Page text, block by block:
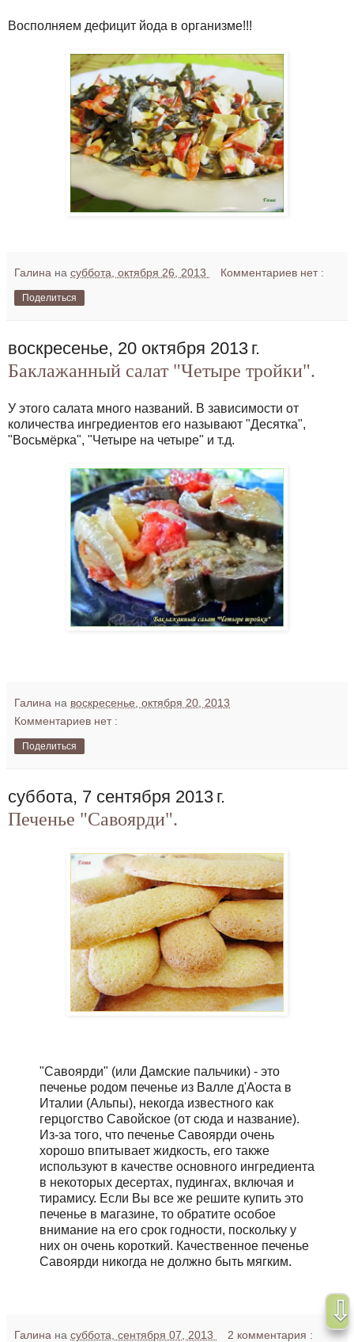
Восполняем дефицит йода в организме!!!
Галина на суббота, октября 26, 2013 Комментариев нет :
Поделиться
воскресенье, 20 октября 2013 г.
Баклажанный салат "Четыре тройки".
У этого салата много названий. В зависимости от
количества ингредиентов его называют "Десятка",
"Восьмёрка", "Четыре на четыре" и т.д.
Галина на воскресенье, октября 20, 2013
Комментариев нет :
Поделиться
суббота, 7 сентября 2013 г.
Печенье "Савоярди".
"Савоярди" (или Дамские пальчики) - это
печенье родом печенье из Валле д'Аоста в
Италии (Альпы), некогда известного как
герцогство Савойское (от сюда и название).
Из-за того, что печенье Савоярди очень
хорошо впитывает жидкость, его также
используют в качестве основного ингредиента
в некоторых десертах, пудингах, включая и
тирамису. Если Вы все же решите купить это
печенье в магазине, то обратите особое
внимание на его срок годности, поскольку у
них он очень короткий. Качественное печенье
Савоярди никогда не должно быть мягким.
Галина на суббота, сентября 07, 2013 2 комментария :
⇩